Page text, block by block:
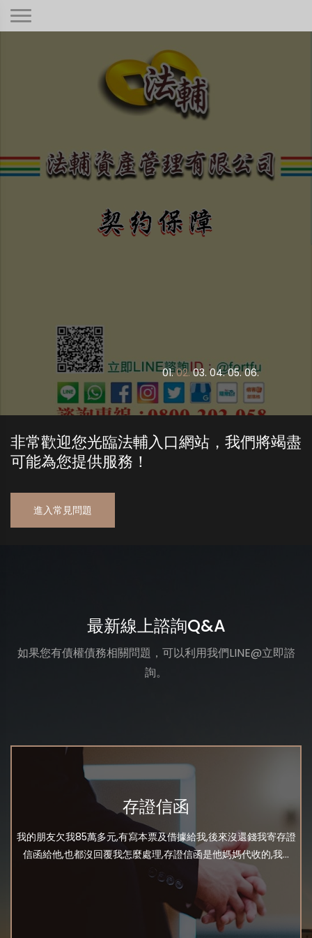
本公司秉持著合情合理合法、正規經
營、健全制度，只要是合法有憑據的債
01. 02. 03. 04. 05. 06.
非常歡迎您光臨法輔入口網站，我們將竭盡
可能為您提供服務！
進入常見問題
最新線上諮詢Q&A
如果您有債權債務相關問題，可以利用我們LINE@立即諮
詢。
存證信函
我的朋友欠我85萬多元,有寫本票及借據給我,後來沒還錢我寄存證
信函給他,也都沒回覆我怎麼處理,存證信函是他媽媽代收的,我...